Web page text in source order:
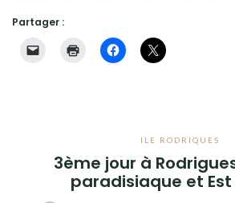
Partager :
ILE RODRIQUES
3ème jour à
paradisiaque et Est